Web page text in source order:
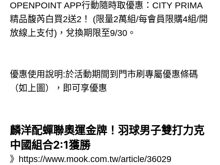
OPENPOINT APP行動隨時取優惠：CITY PRIMA
精品馥芮白買2送2！ (限量2萬組/每會員限購4組/開
放線上支付)，兌換期限至9/30。
優惠使用說明:於活動期間到門市刷專屬優惠條碼
（如上圖），即可享優惠
麟洋配蟬聯奧運金牌！羽球男子雙打力克
中國組合2:1獲勝
》 https://www.mook.com.tw/article/36029